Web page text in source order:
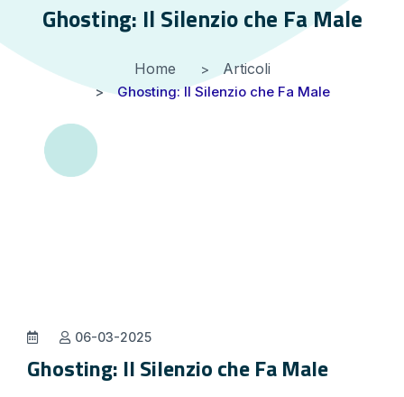
Ghosting: Il Silenzio che Fa Male
Home Articoli
Ghosting: Il Silenzio che Fa Male
06-03-2025
Ghosting: Il Silenzio che Fa Male